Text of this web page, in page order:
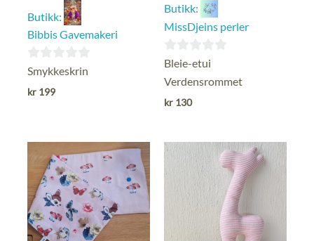
Butikk:
Bibbis Gavemakeri
0
ut
Smykkeskrin
kr 199
Butikk:
MissDjeins perler
0
ut
av
Bleie-etui
Verdensrommet
kr 130